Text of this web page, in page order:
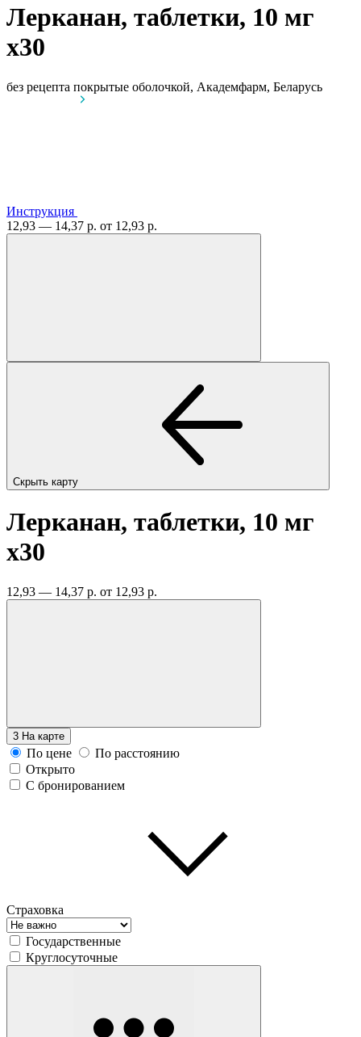
Лерканан, таблетки, 10 мг
x30
без рецепта покрытые оболочкой, Академфарм, Беларусь
Инструкция
12,93 — 14,37 р. от 12,93 р.
Скрыть карту
Лерканан, таблетки, 10 мг
x30
12,93 — 14,37 р. от 12,93 р.
3 На карте
По цене
По расстоянию
Открыто
С бронированием
Страховка
Государственные
Круглосуточные